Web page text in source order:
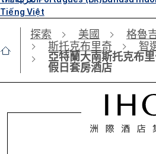
Tiếng Việt
探索 美國
格魯
斯托克布里奇
智
亞特蘭大南斯托克布
假日套房酒店